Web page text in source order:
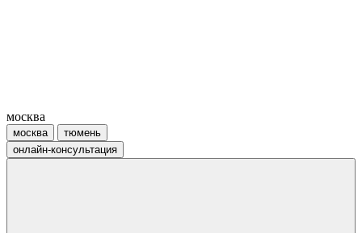
москва
москва
тюмень
онлайн-консультация